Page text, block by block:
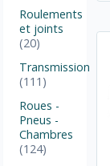
Roulements
et joints
(20)
Transmission
(111)
Roues -
Pneus -
Chambres
(124)